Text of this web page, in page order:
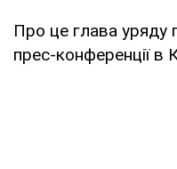
Про це глава уряду
прес-конференції в